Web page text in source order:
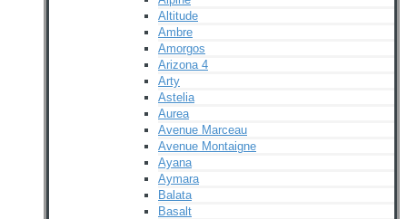
Altitude
Ambre
Amorgos
Arizona 4
Arty
Astelia
Aurea
Avenue Marceau
Avenue Montaigne
Ayana
Aymara
Balata
Basalt